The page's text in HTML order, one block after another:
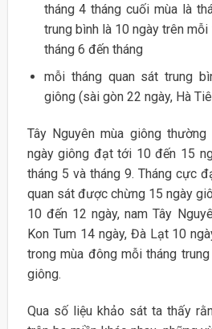
tháng 4 tháng cuối mùa là
trung bình là 10 ngày trên
tháng 6 đến tháng
mỗi tháng quan sát trung
giông (sài gòn 22 ngày, Hà
Tây Nguyên mùa giông
ngày giông đạt tới 10 đến 15
tháng 5 và tháng 9. Tháng cực
quan sát được chừng 15 ngày
10 đến 12 ngày, nam Tây
Kon Tum 14 ngày, Đà Lạt 10
trong mùa đông mỗi tháng
giông.
Qua số liệu khảo sát ta thấy